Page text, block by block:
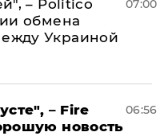
– Politico
обмена
Украиной
07:00
– Fire
новость
06:56